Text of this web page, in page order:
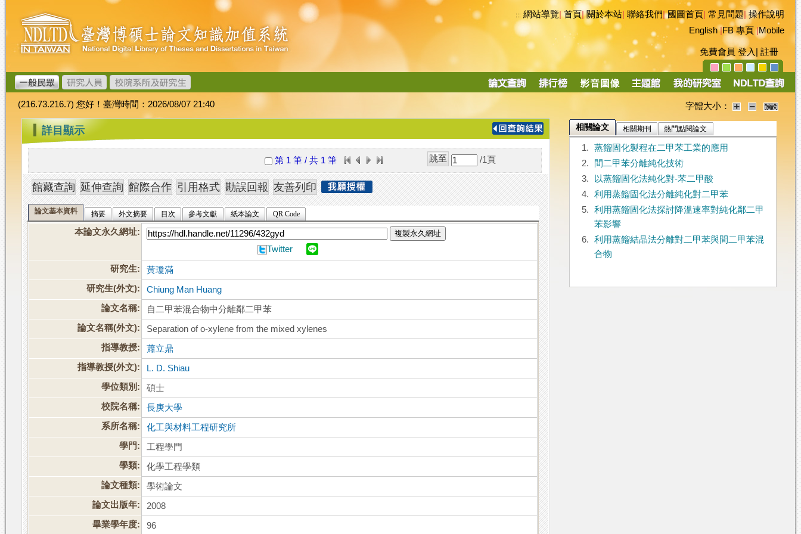
跳
到
主
要
內
容
臺
灣
博
碩
士
論
文
加
值
系
統
::: 網站導覽|首頁|關於本站 聯絡我們|國圖首頁 常見問題|操作說明
English|FB 專頁|Mobile
免費會員 登入 註冊
導
(216.73.216.7) 您好！臺灣時間：2026/08/07 21:40 字體大小：
::: 詳目顯示
第 1 筆 / 共 1 筆 /1 頁
論文基本資料 摘要 外文摘要 目次 參考文獻 紙本論文 QR Code
本論文永久網址: 複製永久網址
Twitter
研究生:
黃瓊滿
研究生(外文):
Chiung Man Huang
論文名稱:
自二甲苯混合物中分離鄰二甲苯
論文名稱(外文):
Separation of o-xylene from the mixed xylenes
指導教授:
蕭立鼎
指導教授(外文):
L. D. Shiau
學位類別:
碩士
校院名稱:
長庚大學
系所名稱:
化工與材料工程研究所
學門:
工程學門
學類:
化學工程學類
論文種類:
學術論文
論文出版年:
2008
畢業學年度:
96
相關論文 相關期刊 熱門點閱論文
1.
蒸餾固化製程在二甲苯工業的應用
2.
間二甲苯分離純化技術
3.
以蒸餾固化法純化對-苯二甲酸
4.
利用蒸餾固化法分離純化對二甲苯
5.
利用蒸餾固化法探討降溫速率對純化鄰二甲
苯影響
6.
利用蒸餾結晶法分離對二甲苯與間二甲苯混
合物